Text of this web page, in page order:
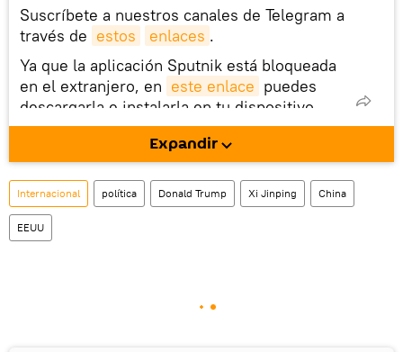
Suscríbete a nuestros canales de Telegram a
través de estos enlaces .
Ya que la aplicación Sputnik está bloqueada
en el extranjero, en este enlace puedes
descargarla e instalarla en tu dispositivo
móvil (¡solo para Android!).
Expandir
Internacional política Donald Trump Xi Jinping China
EEUU